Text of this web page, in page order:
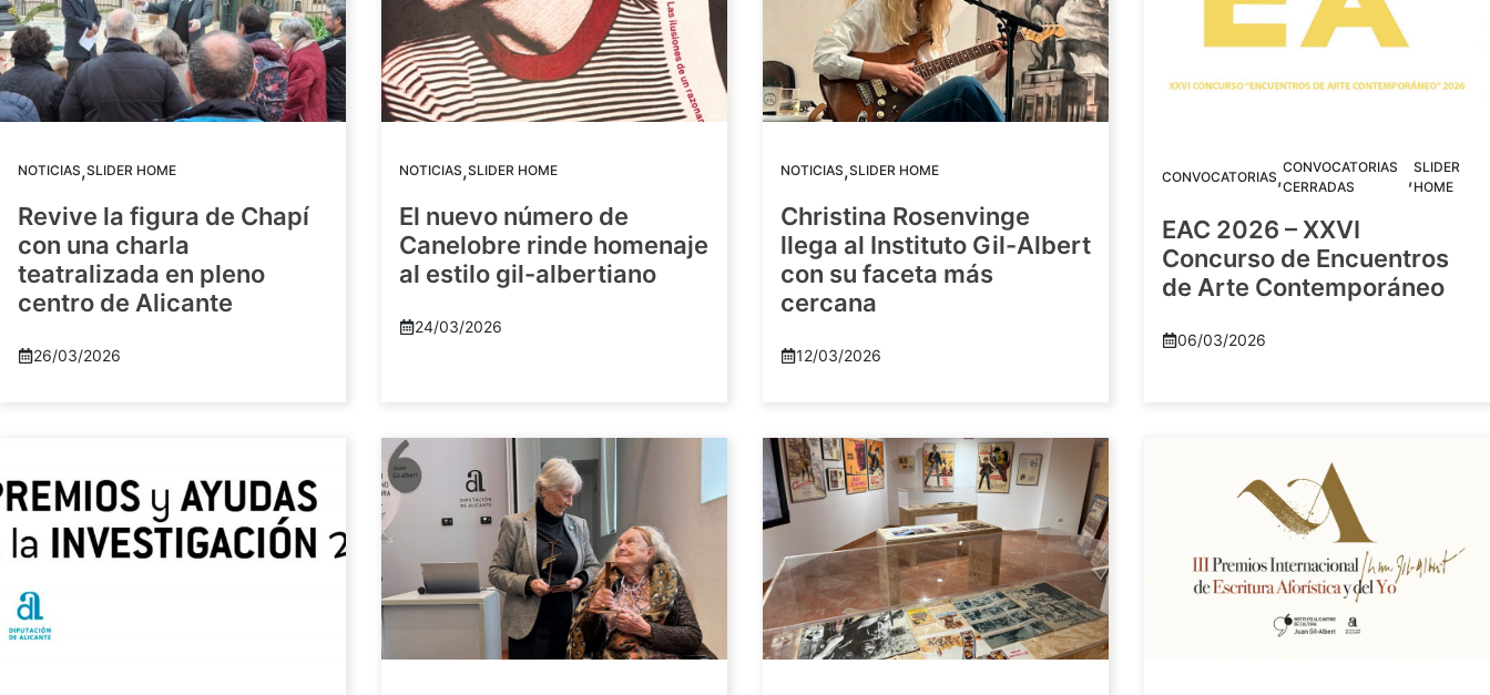
NOTICIAS,SLIDER HOME
Revive la figura de Chapí
con una charla
teatralizada en pleno
centro de Alicante
26/03/2026
NOTICIAS,SLIDER HOME
El nuevo número de
Canelobre rinde homenaje
al estilo gil-albertiano
24/03/2026
NOTICIAS,SLIDER HOME
Christina Rosenvinge
llega al Instituto Gil-Albert
con su faceta más
cercana
12/03/2026
CONVOCATORIAS,CONVOCATORIAS
CERRADAS
,SLIDER
HOME
EAC 2026 – XXVI
Concurso de Encuentros
de Arte Contemporáneo
06/03/2026